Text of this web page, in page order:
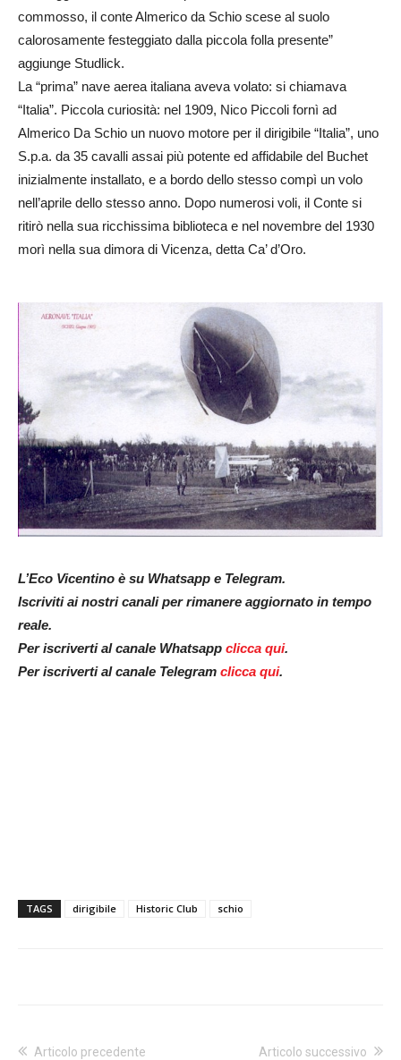
commosso, il conte Almerico da Schio scese al suolo
calorosamente festeggiato dalla piccola folla presente”
aggiunge Studlick.
La “prima” nave aerea italiana aveva volato: si chiamava
“Italia”. Piccola curiosità: nel 1909, Nico Piccoli fornì ad
Almerico Da Schio un nuovo motore per il dirigibile “Italia”, uno
S.p.a. da 35 cavalli assai più potente ed affidabile del Buchet
inizialmente installato, e a bordo dello stesso compì un volo
nell’aprile dello stesso anno. Dopo numerosi voli, il Conte si
ritirò nella sua ricchissima biblioteca e nel novembre del 1930
morì nella sua dimora di Vicenza, detta Ca’ d’Oro.
L’Eco Vicentino è su Whatsapp e Telegram.
Iscriviti ai nostri canali per rimanere aggiornato in tempo
reale.
Per iscriverti al canale Whatsapp clicca qui.
Per iscriverti al canale Telegram clicca qui.
TAGS dirigibile Historic Club schio
Articolo precedente Articolo successivo